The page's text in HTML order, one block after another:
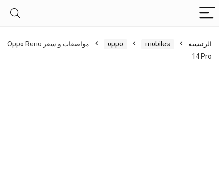
الرئيسية mobiles
oppo
مواصفات و سعر Oppo Reno
14 Pro